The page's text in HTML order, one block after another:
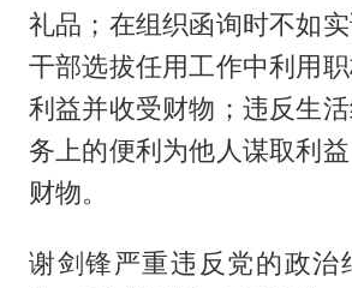
礼品；在组织函询时不如
干部选拔任用工作中利用
利益并收受财物；违反生
务上的便利为他人谋取利
财物。
谢剑锋严重违反党的政治